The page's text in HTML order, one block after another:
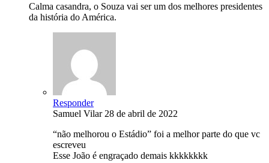
Calma casandra, o Souza vai ser um dos melhores presidentes
da história do América.
Responder
Samuel Vilar28 de abril de 2022
“não melhorou o Estádio” foi a melhor parte do que vc
escreveu
Esse João é engraçado demais kkkkkkkk